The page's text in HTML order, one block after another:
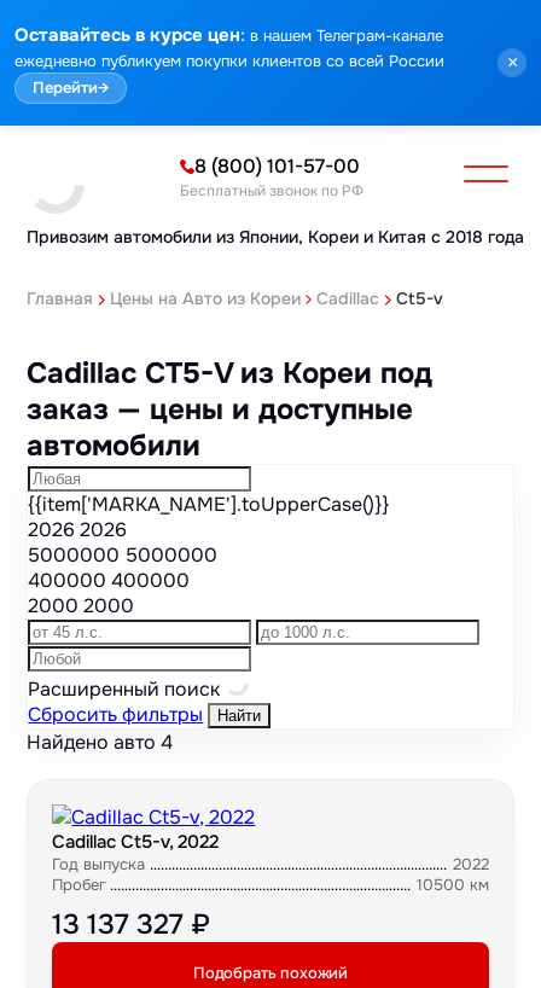
Оставайтесь в курсе цен: в нашем Телеграм-канале
ежедневно публикуем покупки клиентов со всей России
Перейти→
×
Привозим автомобили из Японии, Кореи и Китая с 2018 года
8 (800) 101-57-00
Бесплатный звонок по РФ
Главная Цены на Авто из Кореи Cadillac Ct5-v
Cadillac CT5-V из Кореи под
заказ — цены и доступные
автомобили
{{item['MARKA_NAME'].toUpperCase()}}
20262026
5000000 5000000
400000400000
20002000
Расширенный поиск
Сбросить фильтры
Найти
Найдено авто4
Cadillac Ct5-v, 2022
Год выпуска
2022
Пробег
10500 км
13 137 327 ₽
Подобрать похожий